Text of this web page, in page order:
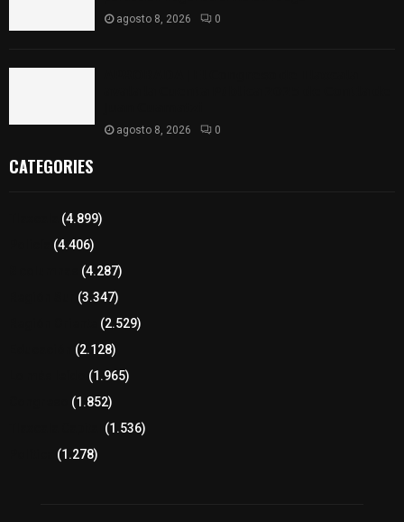
agosto 8, 2026 0
agosto 8, 2026 0
CATEGORIES
(4.899)
(4.406)
(4.287)
(3.347)
(2.529)
(2.128)
(1.965)
(1.852)
(1.536)
(1.278)